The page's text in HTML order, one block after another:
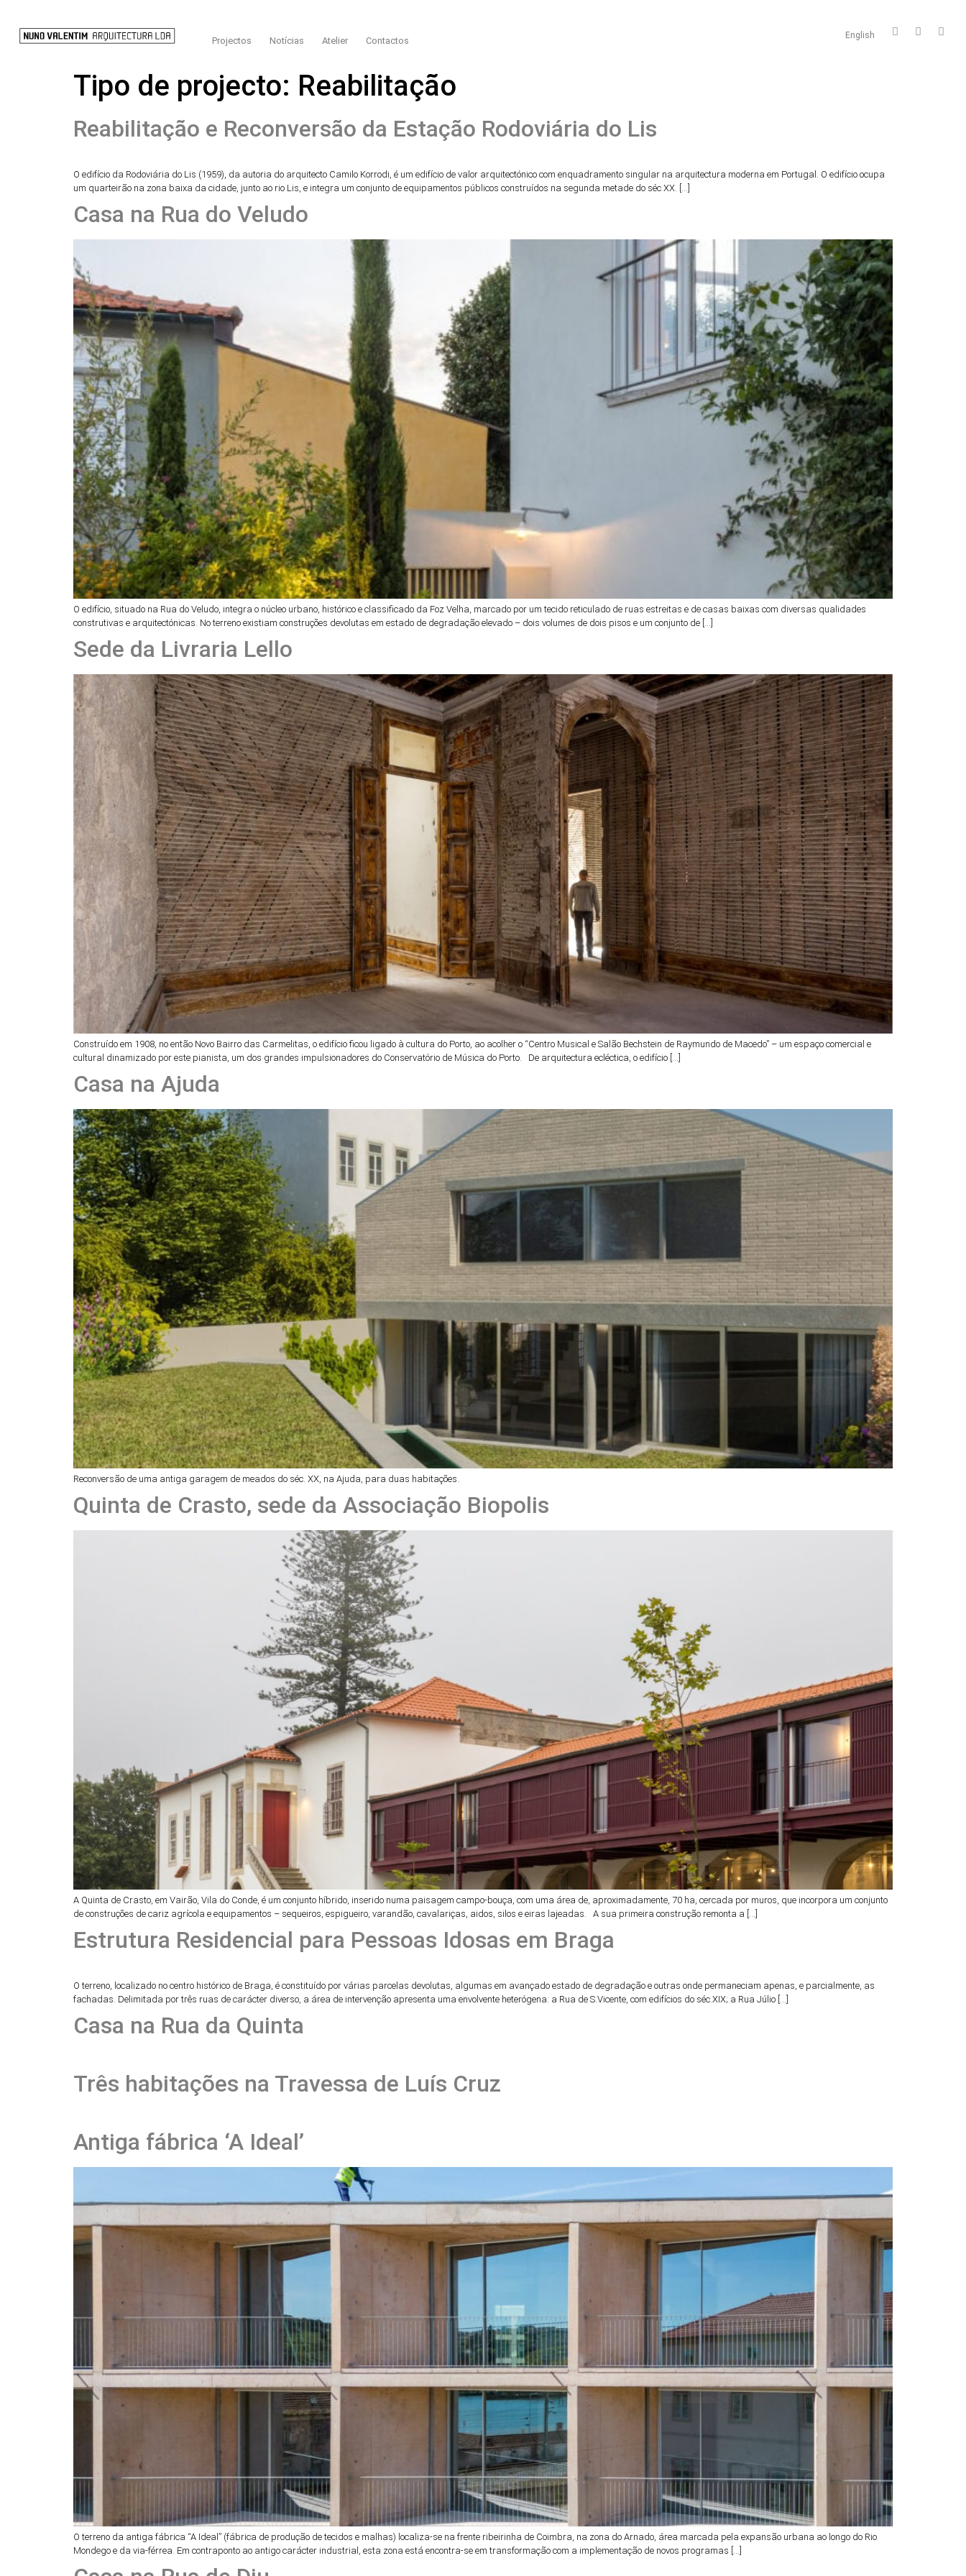
Projectos Notícias Atelier Contactos
English
Tipo de projecto: Reabilitação
Reabilitação e Reconversão da Estação Rodoviária do Lis
O edifício da Rodoviária do Lis (1959), da autoria do arquitecto Camilo Korrodi, é um edifício de valor arquitectónico com enquadramento singular na arquitectura moderna em Portugal. O edifício ocupa
um quarteirão na zona baixa da cidade, junto ao rio Lis, e integra um conjunto de equipamentos públicos construídos na segunda metade do séc XX. […]
Casa na Rua do Veludo
O edifício, situado na Rua do Veludo, integra o núcleo urbano, histórico e classificado da Foz Velha, marcado por um tecido reticulado de ruas estreitas e de casas baixas com diversas qualidades
construtivas e arquitectónicas. No terreno existiam construções devolutas em estado de degradação elevado – dois volumes de dois pisos e um conjunto de […]
Sede da Livraria Lello
Construído em 1908, no então Novo Bairro das Carmelitas, o edifício ficou ligado à cultura do Porto, ao acolher o “Centro Musical e Salão Bechstein de Raymundo de Macedo” – um espaço comercial e
cultural dinamizado por este pianista, um dos grandes impulsionadores do Conservatório de Música do Porto. De arquitectura ecléctica, o edifício […]
Casa na Ajuda
Reconversão de uma antiga garagem de meados do séc. XX, na Ajuda, para duas habitações.
Quinta de Crasto, sede da Associação Biopolis
A Quinta de Crasto, em Vairão, Vila do Conde, é um conjunto híbrido, inserido numa paisagem campo-bouça, com uma área de, aproximadamente, 70 ha, cercada por muros, que incorpora um conjunto
de construções de cariz agrícola e equipamentos – sequeiros, espigueiro, varandão, cavalariças, aidos, silos e eiras lajeadas. A sua primeira construção remonta a […]
Estrutura Residencial para Pessoas Idosas em Braga
O terreno, localizado no centro histórico de Braga, é constituído por várias parcelas devolutas, algumas em avançado estado de degradação e outras onde permaneciam apenas, e parcialmente, as
fachadas. Delimitada por três ruas de carácter diverso, a área de intervenção apresenta uma envolvente heterógena: a Rua de S.Vicente, com edifícios do séc.XIX; a Rua Júlio […]
Casa na Rua da Quinta
Três habitações na Travessa de Luís Cruz
Antiga fábrica ‘A Ideal’
O terreno da antiga fábrica “A Ideal” (fábrica de produção de tecidos e malhas) localiza-se na frente ribeirinha de Coimbra, na zona do Arnado, área marcada pela expansão urbana ao longo do Rio
Mondego e da via-férrea. Em contraponto ao antigo carácter industrial, esta zona está encontra-se em transformação com a implementação de novos programas […]